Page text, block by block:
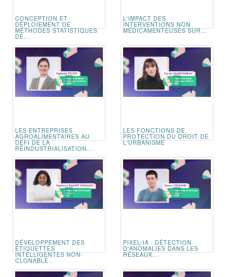
CONCEPTION ET
DÉPLOIEMENT DE
MÉTHODES STATISTIQUES
DE...
L'IMPACT DES
INTERVENTIONS NON
MÉDICAMENTEUSES SUR...
LES ENTREPRISES
AGROALIMENTAIRES AU
DÉFI DE LA
RÉINDUSTRIALISATION...
LES FONCTIONS DE
PROTECTION DU DROIT DE
L'URBANISME
DÉVELOPPEMENT DES
ÉTIQUETTES
INTELLIGENTES NON-
CLONABLE...
PIXEL-IA : DÉTECTION
D'ANOMALIES DANS LES
RÉSEAUX...